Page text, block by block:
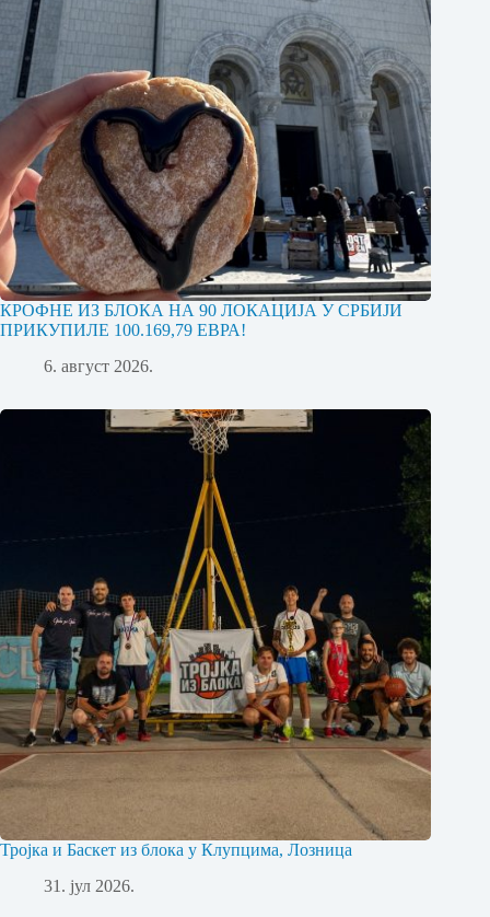
КРОФНЕ ИЗ БЛОКА НА 90 ЛОКАЦИЈА У СРБИЈИ
ПРИКУПИЛЕ 100.169,79 ЕВРА!
6. август 2026.
Тројка и Баскет из блока у Клупцима, Лозница
31. јул 2026.